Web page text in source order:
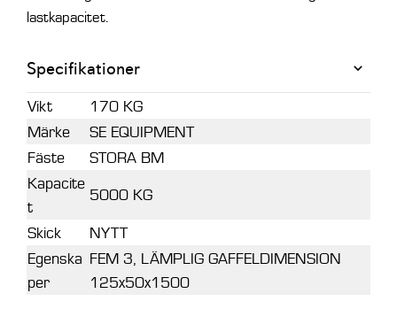
lastkapacitet.
Specifikationer
Vikt
170 KG
Märke
SE EQUIPMENT
Fäste
STORA BM
Kapacite
t
5000 KG
Skick
NYTT
Egenska
per
FEM 3, LÄMPLIG GAFFELDIMENSION
125x50x1500